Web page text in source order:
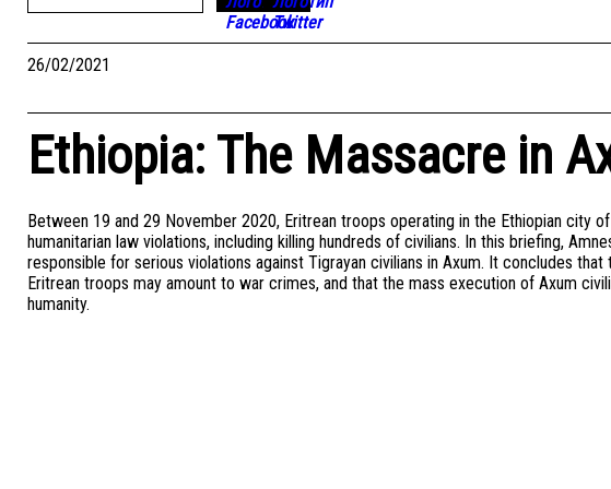
26/02/2021
Ethiopia: The Massacre in
Between 19 and 29 November 2020, Eritrean troops operating in the Ethiopian city
humanitarian law violations, including killing hundreds of civilians. In this briefing,
responsible for serious violations against Tigrayan civilians in Axum. It concludes
Eritrean troops may amount to war crimes, and that the mass execution of Axum
humanity.